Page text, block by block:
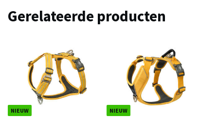
Gerelateerde producten
NIEUW NIEUW